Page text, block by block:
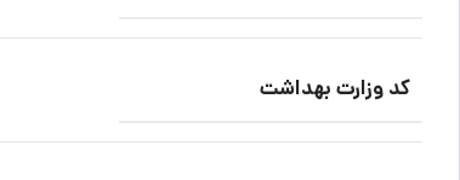
کد وزارت بهداشت